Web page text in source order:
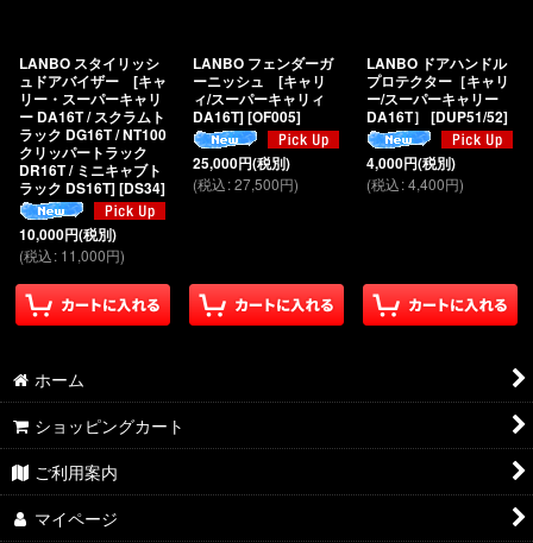
LANBO スタイリッシ
ュドアバイザー [キャ
リー・スーパーキャリ
ー DA16T / スクラムト
ラック DG16T / NT100
クリッパートラック
DR16T / ミニキャブト
ラック DS16T] [DS34]
10,000円(税別)
(税込: 11,000円)
LANBO フェンダーガ
ーニッシュ [キャリ
ィ/スーパーキャリィ
DA16T] [OF005]
25,000円(税別)
(税込:27,500円)
LANBO ドアハンドル
プロテクター［キャリ
ー/スーパーキャリー
DA16T］ [DUP51/52]
4,000円(税別)
(税込:4,400円)
ホーム
ショッピングカート
ご利用案内
マイページ